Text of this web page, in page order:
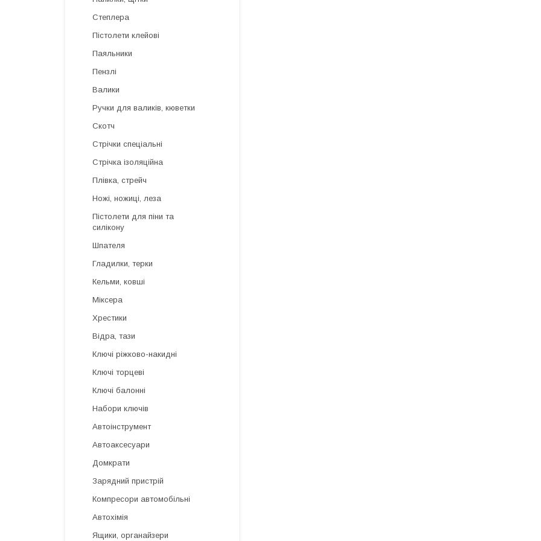
Степлера
Пістолети клейові
Паяльники
Пензлі
Валики
Ручки для валиків, кюветки
Скотч
Стрічки спеціальні
Стрічка ізоляційна
Плівка, стрейч
Ножі, ножиці, леза
Пістолети для піни та
силікону
Шпателя
Гладилки, терки
Кельми, ковші
Міксера
Хрестики
Відра, тази
Ключі ріжково-накидні
Ключі торцеві
Ключі балонні
Набори ключів
Автоінструмент
Автоаксесуари
Домкрати
Зарядний пристрій
Компресори автомобільні
Автохімія
Ящики, органайзери